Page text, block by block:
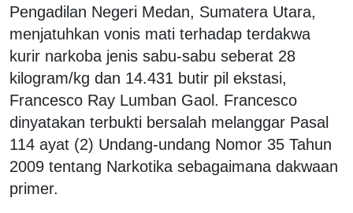
Pengadilan Negeri Medan, Sumatera Utara,
menjatuhkan vonis mati terhadap terdakwa
kurir narkoba jenis sabu-sabu seberat 28
kilogram/kg dan 14.431 butir pil ekstasi,
Francesco Ray Lumban Gaol. Francesco
dinyatakan terbukti bersalah melanggar Pasal
114 ayat (2) Undang-undang Nomor 35 Tahun
2009 tentang Narkotika sebagaimana dakwaan
primer.